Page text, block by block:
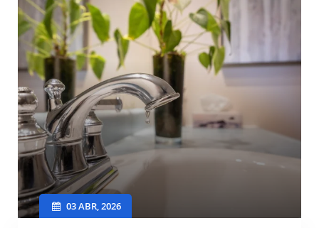
03 ABR, 2026